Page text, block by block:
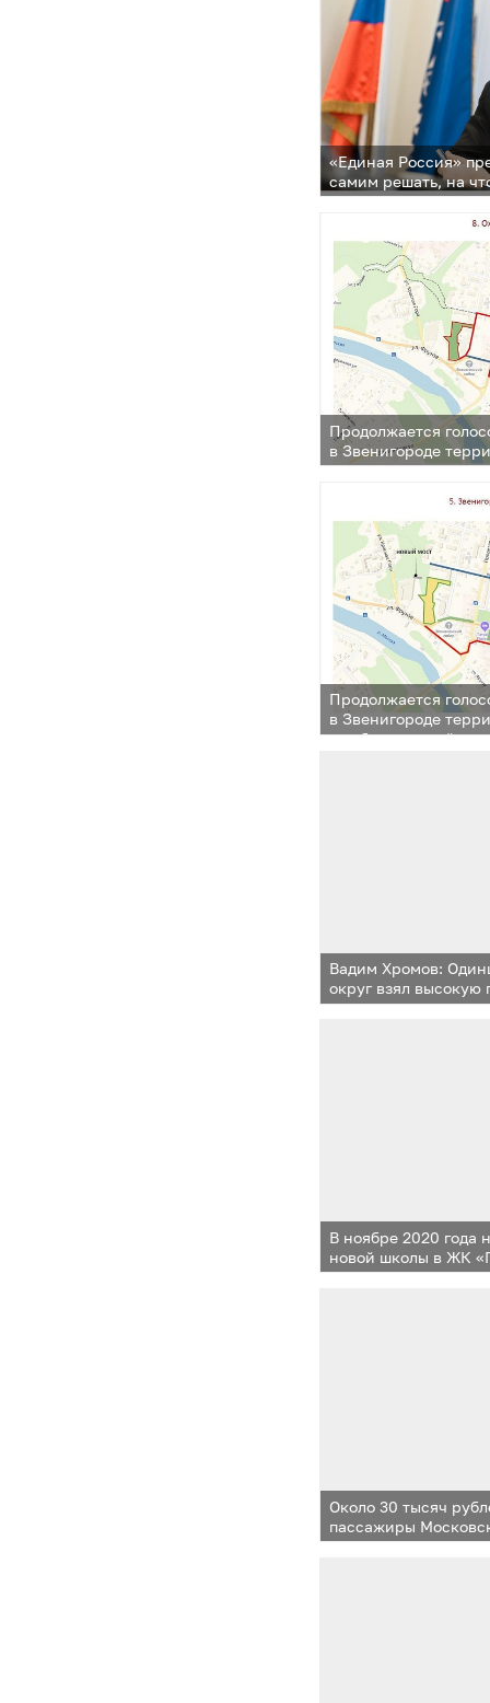
«Единая Россия»
самим решать, на
деньги. Закон о
Продолжается
в Звенигороде
для благоустройства
Продолжается
в Звенигороде
для благоустройства
Вадим Хромов:
округ взял высокую
В ноябре 2020 года
новой школы в ЖК
Около 30 тысяч
пассажиры
диаметров